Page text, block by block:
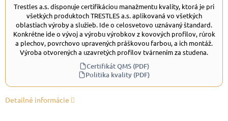
Trestles a.s. disponuje certifikáciou manažmentu kvality, ktorá je pri
všetkých produktoch TRESTLES a.s. aplikovaná vo všetkých
oblastiach výroby a služieb. Ide o celosvetovo uznávaný štandard.
Konkrétne ide o vývoj a výrobu výrobkov z kovových profilov, rúrok
a plechov, povrchovo upravených práškovou farbou, a ich montáž.
Výroba otvorených a uzavretých profilov tvárnením za studena.
Certifikát QMS (PDF)
Politika kvality (PDF)
Detailné informácie